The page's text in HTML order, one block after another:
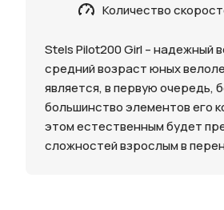
Количество
Stels Pilot200 Girl – надежный
средний возраст юных
является, в первую очередь,
большинство элементов его
этом естественным будет
сложностей взрослым в